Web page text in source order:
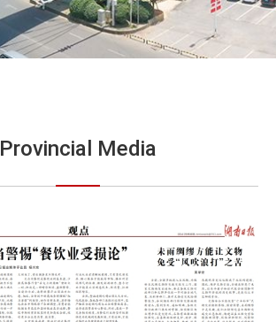
Provincial Media